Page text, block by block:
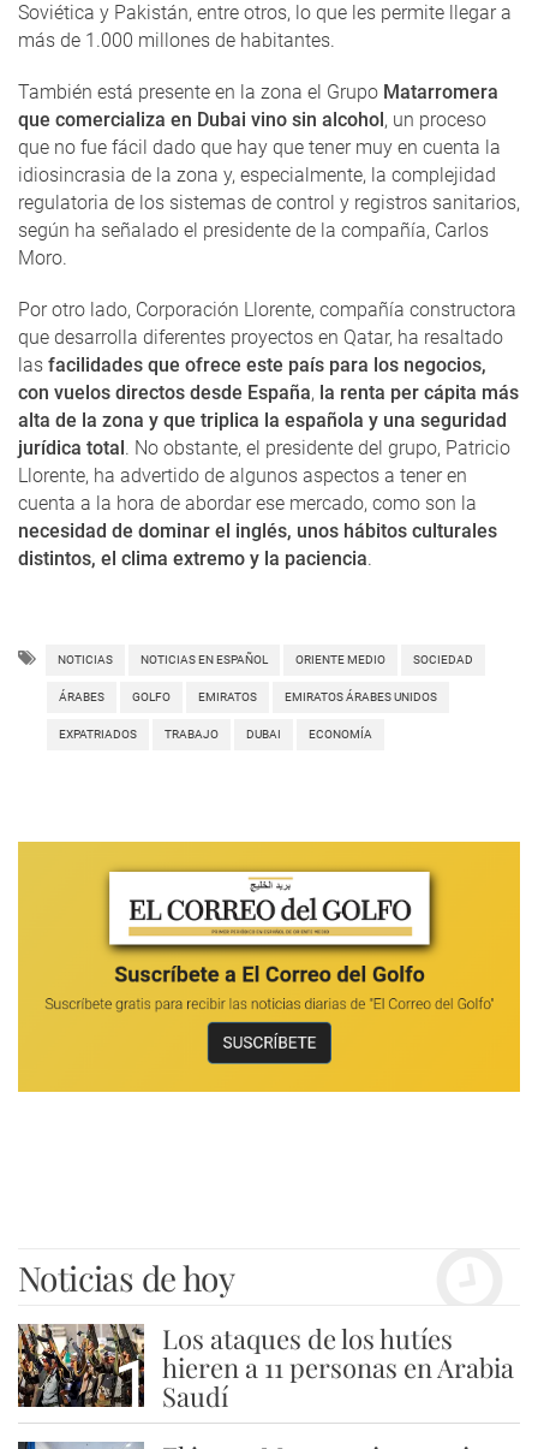
Soviética y Pakistán, entre otros, lo que les permite llegar a
más de 1.000 millones de habitantes.
También está presente en la zona el Grupo Matarromera
que comercializa en Dubai vino sin alcohol, un proceso
que no fue fácil dado que hay que tener muy en cuenta la
idiosincrasia de la zona y, especialmente, la complejidad
regulatoria de los sistemas de control y registros sanitarios,
según ha señalado el presidente de la compañía, Carlos
Moro.
Por otro lado, Corporación Llorente, compañía constructora
que desarrolla diferentes proyectos en Qatar, ha resaltado
las facilidades que ofrece este país para los negocios,
con vuelos directos desde España, la renta per cápita más
alta de la zona y que triplica la española y una seguridad
jurídica total. No obstante, el presidente del grupo, Patricio
Llorente, ha advertido de algunos aspectos a tener en
cuenta a la hora de abordar ese mercado, como son la
necesidad de dominar el inglés, unos hábitos culturales
distintos, el clima extremo y la paciencia.
NOTICIAS NOTICIAS EN ESPAÑOL ORIENTE MEDIO SOCIEDAD
ÁRABES GOLFO EMIRATOS EMIRATOS ÁRABES UNIDOS
EXPATRIADOS TRABAJO DUBAI ECONOMÍA
Noticias de hoy
1
Los ataques de los hutíes
hieren a 11 personas en Arabia
Saudí